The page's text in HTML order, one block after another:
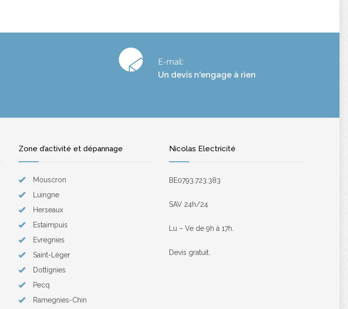
E-mail:
Un devis n'engage à rien
Zone d’activité et dépannage
Mouscron
Luingne
Herseaux
Estaimpuis
Evregnies
Saint-Léger
Dottignies
Pecq
Ramegnies-Chin
Nicolas Electricité
BE0793.723.383
SAV 24h/24
Lu – Ve de 9h à 17h.
Devis gratuit.